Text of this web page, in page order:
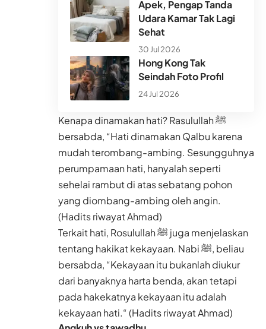
Apek, Pengap Tanda
Udara Kamar Tak Lagi
Sehat
30 Jul 2026
Hong Kong Tak
Seindah Foto Profil
24 Jul 2026
Kenapa dinamakan hati? Rasulullah ﷺ
bersabda, “Hati dinamakan Qalbu karena
mudah terombang-ambing. Sesungguhnya
perumpamaan hati, hanyalah seperti
sehelai rambut di atas sebatang pohon
yang diombang-ambing oleh angin.
(Hadits riwayat Ahmad)
Terkait hati, Rosulullah ﷺ juga menjelaskan
tentang hakikat kekayaan. Nabi ﷺ, beliau
bersabda, “Kekayaan itu bukanlah diukur
dari banyaknya harta benda, akan tetapi
pada hakekatnya kekayaan itu adalah
kekayaan hati.“ (Hadits riwayat Ahmad)